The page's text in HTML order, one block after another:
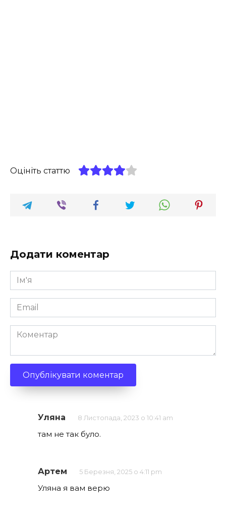
Оцініть статтю
Додати коментар
Ім'я
*
Email
*
Коментар
Уляна 8 Листопада, 2023 о 10:41 am
там не так було.
Артем 5 Березня, 2025 о 4:11 pm
Уляна я вам верю